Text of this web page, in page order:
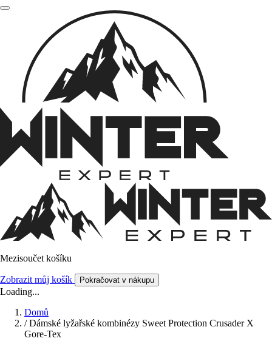
Mezisoučet košíku
Zobrazit můj košík Pokračovat v nákupu
Loading...
Domů
/ Dámské lyžařské kombinézy Sweet Protection Crusader X
Gore-Tex